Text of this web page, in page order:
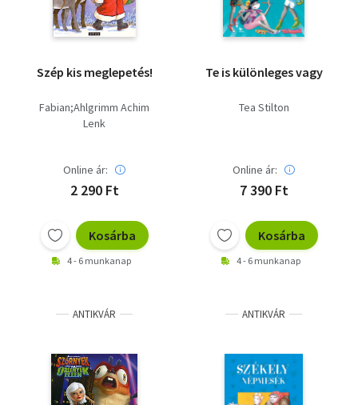
Szép kis meglepetés!
Fabian;Ahlgrimm Achim
Lenk
Online ár:
2 290 Ft
Kosárba
4 - 6 munkanap
Te is különleges vagy
Tea Stilton
Online ár:
7 390 Ft
Kosárba
4 - 6 munkanap
ANTIKVÁR ANTIKVÁR